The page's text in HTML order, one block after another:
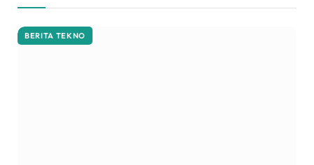
BERITA TEKNO